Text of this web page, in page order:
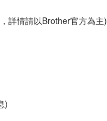
詳情請以Brother官方為主)
)